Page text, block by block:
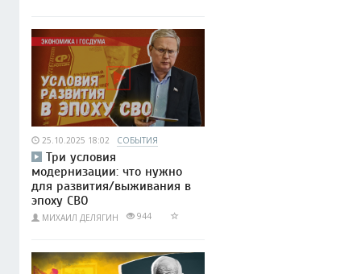
25.10.2025 18:02 СОБЫТИЯ
Три условия
модернизации: что нужно
для развития/выживания в
эпоху СВО
МИХАИЛ ДЕЛЯГИН 944